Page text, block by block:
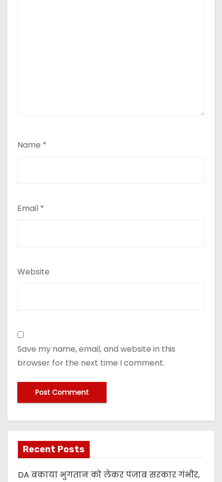
Name *
Email *
Website
Save my name, email, and website in this
browser for the next time I comment.
Recent Posts
DA बकाया भुगतान को लेकर पंजाब सरकार गंभीर,